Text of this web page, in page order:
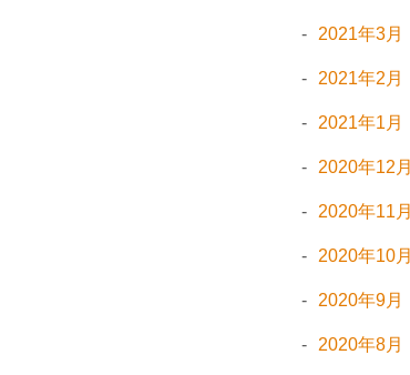
2021年3月
2021年2月
2021年1月
2020年12月
2020年11月
2020年10月
2020年9月
2020年8月